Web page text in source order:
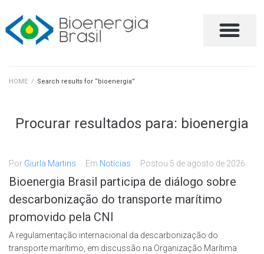
HOME / Search results for “bioenergia”
Procurar resultados para: bioenergia
Por Giurla Martins Em Notícias Postou 5 de agosto de 2026
Bioenergia Brasil participa de diálogo sobre
descarbonização do transporte marítimo
promovido pela CNI
A regulamentação internacional da descarbonização do
transporte marítimo, em discussão na Organização Marítima